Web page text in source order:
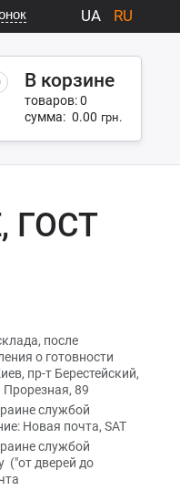
UA RU
В корзине
товаров:0
сумма: 0.00 грн.
ГОСТ
после
о готовности
пр-т Берестейский,
Прорезная, 89
службой
Новая почта, SAT
службой
("от дверей до